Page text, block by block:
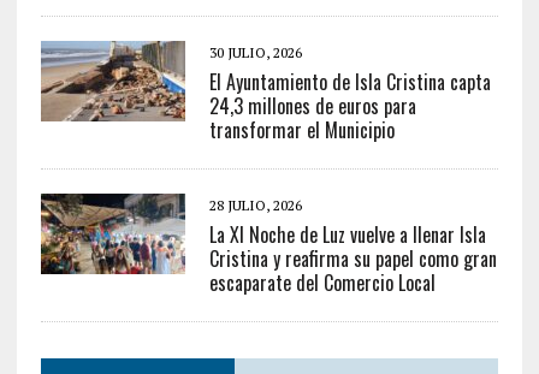
30 JULIO, 2026
El Ayuntamiento de Isla Cristina capta
24,3 millones de euros para
transformar el Municipio
28 JULIO, 2026
La XI Noche de Luz vuelve a llenar Isla
Cristina y reafirma su papel como gran
escaparate del Comercio Local